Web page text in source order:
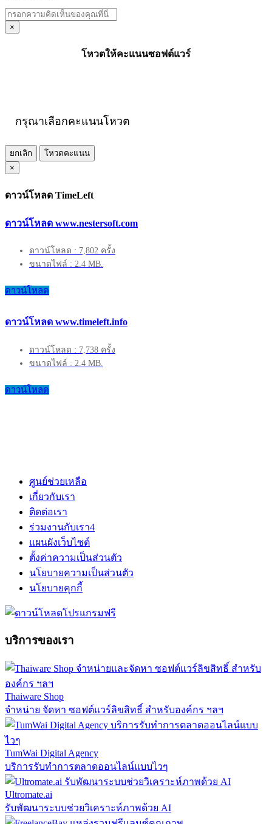
×
โหวตให้คะแนนซอฟต์แวร์
กรุณาเลือกคะแนนโหวต
ยกเลิก
โหวตคะแนน
×
ดาวน์โหลด TimeLeft
ดาวน์โหลด www.nestersoft.com
ดาวน์โหลด : 7,802 ครั้ง
ขนาดไฟล์ : 2.4 MB.
ดาวน์โหลด
ดาวน์โหลด www.timeleft.info
ดาวน์โหลด : 7,738 ครั้ง
ขนาดไฟล์ : 2.4 MB.
ดาวน์โหลด
ศูนย์ช่วยเหลือ
เกี่ยวกับเรา
ติดต่อเรา
ร่วมงานกับเรา4
แผนผังเว็บไซต์
ตั้งค่าความเป็นส่วนตัว
นโยบายความเป็นส่วนตัว
นโยบายคุกกี้
บริการของเรา
Thaiware Shop
จำหน่าย จัดหา ซอฟต์แวร์ลิขสิทธิ์ สำหรับองค์กร ฯลฯ
TumWai Digital Agency
บริการรับทำการตลาดออนไลน์แบบไวๆ
Ultromate.ai
รับพัฒนาระบบช่วยวิเคราะห์ภาพด้วย AI